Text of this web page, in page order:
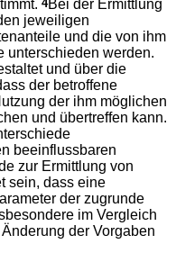
4Bei der Ermittlung
jeweiligen
und die von ihm
unterschieden werden.
und über die
der betroffene
der ihm möglichen
und übertreffen kann.
beeinflussbaren
zur Ermittlung von
sein, dass eine
der zugrunde
im Vergleich
der Vorgaben